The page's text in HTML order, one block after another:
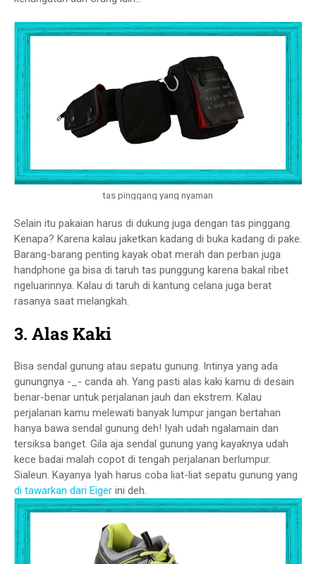
tas pinggang yang nyaman
Selain itu pakaian harus di dukung juga dengan tas pinggang.
Kenapa? Karena kalau jaketkan kadang di buka kadang di pake.
Barang-barang penting kayak obat merah dan perban juga
handphone ga bisa di taruh tas punggung karena bakal ribet
ngeluarinnya. Kalau di taruh di kantung celana juga berat
rasanya saat melangkah.
3. Alas Kaki
Bisa sendal gunung atau sepatu gunung. Intinya yang ada
gunungnya -_- canda ah. Yang pasti alas kaki kamu di desain
benar-benar untuk perjalanan jauh dan ekstrem. Kalau
perjalanan kamu melewati banyak lumpur jangan bertahan
hanya bawa sendal gunung deh! Iyah udah ngalamain dan
tersiksa banget. Gila aja sendal gunung yang kayaknya udah
kece badai malah copot di tengah perjalanan berlumpur.
Sialeun. Kayanya Iyah harus coba liat-liat sepatu gunung yang
di tawarkan dari Eiger ini deh.